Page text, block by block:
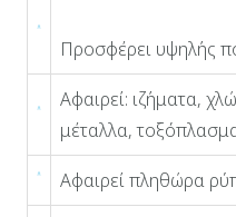
Προσφέρει υψηλής
Αφαιρεί: ιζήματα,
μέταλλα,
Αφαιρεί πληθώρα